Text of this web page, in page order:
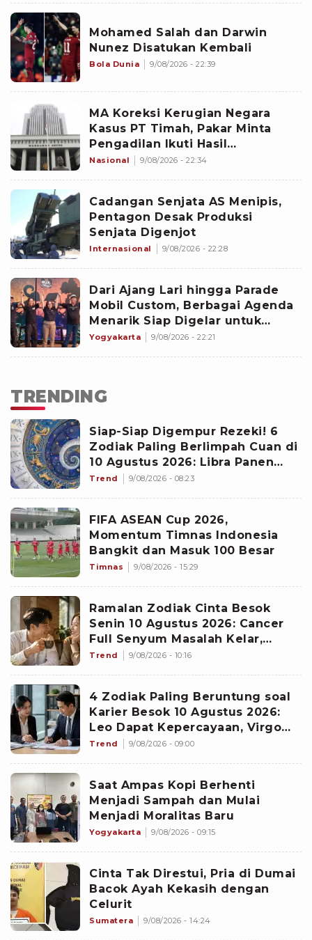
Mohamed Salah dan Darwin
Nunez Disatukan Kembali
Bola Dunia 9/08/2026 - 22:39
MA Koreksi Kerugian Negara
Kasus PT Timah, Pakar Minta
Pengadilan Ikuti Hasil
Perhitungan BPK
Nasional 9/08/2026 - 22:34
Cadangan Senjata AS Menipis,
Pentagon Desak Produksi
Senjata Digenjot
Internasional 9/08/2026 - 22:28
Dari Ajang Lari hingga Parade
Mobil Custom, Berbagai Agenda
Menarik Siap Digelar untuk
Memeriahkan Perayaan Hari
Yogyakarta 9/08/2026 - 22:21
TRENDING
Siap-Siap Digempur Rezeki! 6
Zodiak Paling Berlimpah Cuan di
10 Agustus 2026: Libra Panen
Proyek Emas
Trend 9/08/2026 - 08:23
FIFA ASEAN Cup 2026,
Momentum Timnas Indonesia
Bangkit dan Masuk 100 Besar
Timnas 9/08/2026 - 15:29
Ramalan Zodiak Cinta Besok
Senin 10 Agustus 2026: Cancer
Full Senyum Masalah Kelar,
Scorpio Awas Terprovokasi
Trend 9/08/2026 - 10:16
4 Zodiak Paling Beruntung soal
Karier Besok 10 Agustus 2026:
Leo Dapat Kepercayaan, Virgo
Makin Diperhitungkan
Trend 9/08/2026 - 09:00
Saat Ampas Kopi Berhenti
Menjadi Sampah dan Mulai
Menjadi Moralitas Baru
Yogyakarta 9/08/2026 - 09:15
Cinta Tak Direstui, Pria di Dumai
Bacok Ayah Kekasih dengan
Celurit
Sumatera 9/08/2026 - 14:24